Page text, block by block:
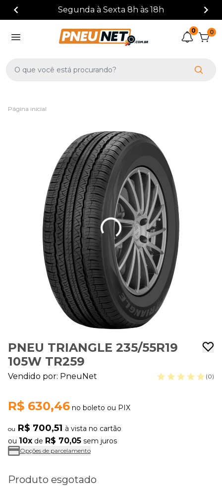
(41) 3388-3872
0 0
Página inicial
PNEU TRIANGLE 235/55R19
105W TR259
Vendido por: PneuNet (0)
R$ 630,46 no boleto ou PIX
ou R$ 700,51 à vista no cartão
ou 10x de R$ 70,05 sem juros
Opções de parcelamento
Produto esgotado